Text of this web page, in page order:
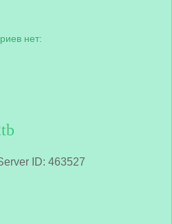
нет:
ID: 463527